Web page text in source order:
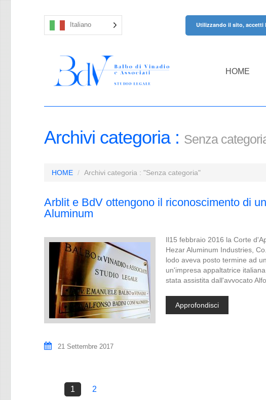
Italiano
HOME
Archivi categoria : Senza
HOME Archivi categoria : "Senza categoria"
Arblit e BdV ottengono il riconoscimento di
Aluminum
Il15 febbraio 2016 la Corte
Hezar Aluminum Industries,
lodo aveva posto termine ad
un'impresa appaltatrice
stata assistita dall'avvocato
Approfondisci
21 Settembre 2017
1 2
Utilizzando il sito, accetti